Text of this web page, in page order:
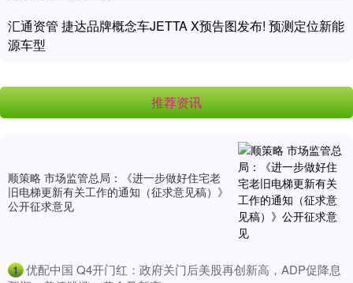
汇通资管 捷达品牌概念车JETTA X预告图发布! 预测定位新能
源车型
推荐资讯
顺策略 市场监管总局：《进一步做好住宅老
旧电梯更新有关工作的通知（征求意见稿）》
公开征求意见
1 ​优配中国 Q4开门红：政府关门后美股再创新高，ADP促降息